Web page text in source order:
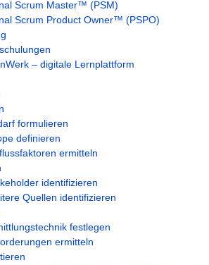
Scrum Master™ (PSM)
Scrum Product Owner™ (PSPO)
– digitale Lernplattform
formulieren
definieren
ermitteln
identifizieren
Quellen identifizieren
festlegen
ermitteln